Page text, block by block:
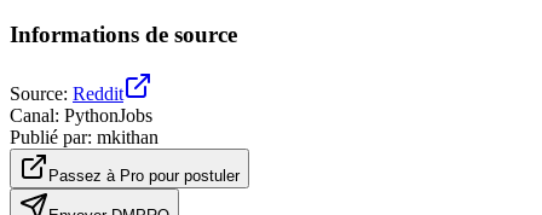
Informations de source
Source: Reddit
Canal: PythonJobs
Publié par: mkithan
Passez à Pro pour postuler